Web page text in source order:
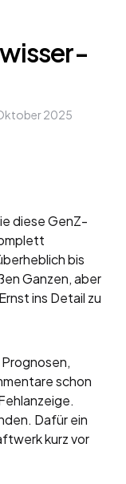
2025
diese GenZ-
bis
Ganzen, aber
ins Detail zu
schon
Dafür ein
kurz vor